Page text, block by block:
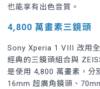
也能享有出色音質。
4,800 萬畫素三鏡頭
Sony Xperia 1 VIII 改用
經典的三鏡頭組合與
是使用 4,800 萬畫素，分
16mm 超廣角鏡頭、